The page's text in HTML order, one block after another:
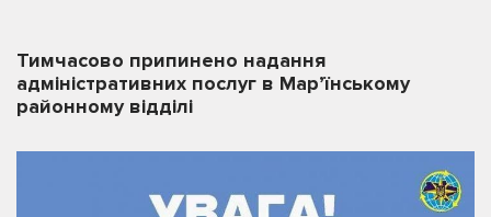
Тимчасово припинено надання
адміністративних послуг в Мар’їнському
районному відділі